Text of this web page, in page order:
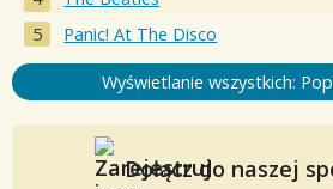
Panic! At The Disco
Wyświetlanie wszystkich:
Dołącz do naszej